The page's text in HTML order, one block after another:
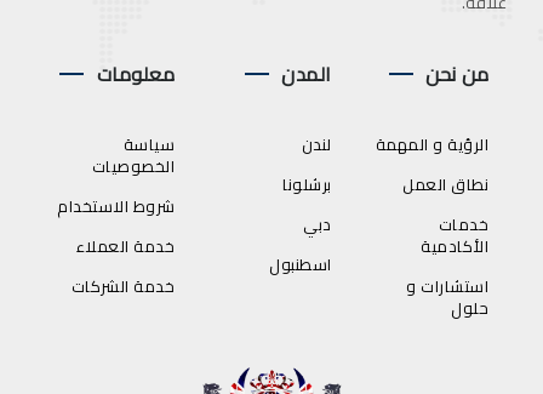
من نحن
الرؤية و المهمة
نطاق العمل
خدمات
الأكادمية
استشارات و
حلول
المدن
لندن
برشلونا
دبي
اسطنبول
معلومات
سياسة
الخصوصيات
شروط الاستخدام
خدمة العملاء
خدمة الشركات